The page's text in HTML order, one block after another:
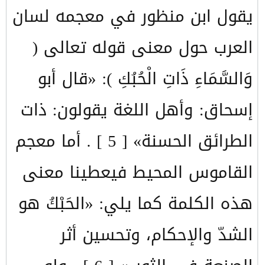
يقول ابن منظور في معجمه لسان
العرب حول معنى قوله تعالى (
وَالسَّمَاءِ ذَاتِ الْحُبُكِ ): «قال أبو
إسحاق: وأهل اللغة يقولون: ذات
الطرائق الحسنة» [ 5 ] . أما معجم
القاموس المحيط فيعطينا معنى
هذه الكلمة كما يلي: «الحَبْكُ هو
الشدّ والإحكام، وتحسين أثر